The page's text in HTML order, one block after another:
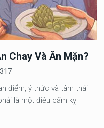
Chay Và Ăn Mặn?
317
điểm, ý thức và tâm thái
là một điều cấm kỵ